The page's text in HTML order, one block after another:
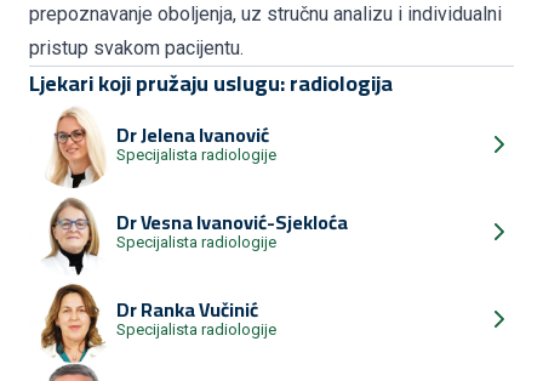
prepoznavanje oboljenja, uz stručnu analizu i individualni
pristup svakom pacijentu.
Ljekari koji pružaju uslugu: radiologija
DrJelena Ivanović
Specijalista radiologije
DrVesna Ivanović-Sjekloća
Specijalista radiologije
DrRanka Vučinić
Specijalista radiologije